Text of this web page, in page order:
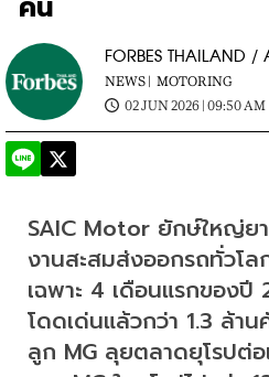
FORBES THAILAND /
NEWS | MOTORING
02 JUN 2026 | 09:50 AM
SAIC Motor ยักษ์ใหญ่ย
งานสะสมส่งออกรถทั่วโ
เฉพาะ 4 เดือนแรกของปี
โดดเด่นแล้วกว่า 1.3 ล้า
ลูก MG ลุยตลาดยุโรปต่